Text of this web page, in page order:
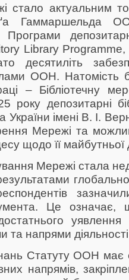
стало актуальним
Гаммаршельда
Програми
Library Programme,
ООН. Натомість
– Бібліотечну
депозитарні
України імені В. І.
Мережі та
щодо її майбутньої
Мережі стала
Це означає,
та напрями
Статуту ООН
напрямів,